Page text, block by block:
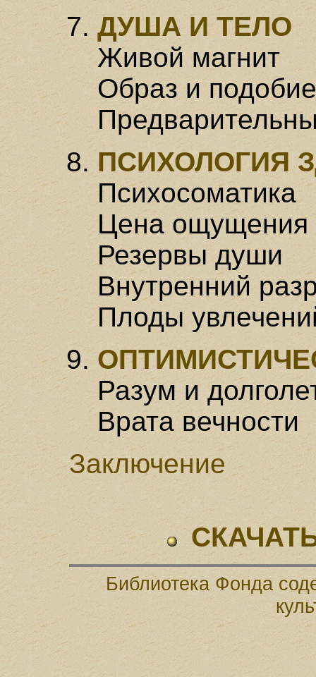
ДУША И ТЕЛО
Живой магнит
Образ и подобие
ПСИХОЛОГИЯ
Психосоматика
Цена ощущения
Резервы души
Внутренний
Плоды
Разум и
Врата вечности
Заключение
Библиотека Фонда